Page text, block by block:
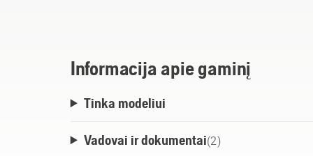
specialūs skyriai palengvina būtiniausių
Informacija apie gaminį
Tinka modeliui
Vadovai ir dokumentai(2)